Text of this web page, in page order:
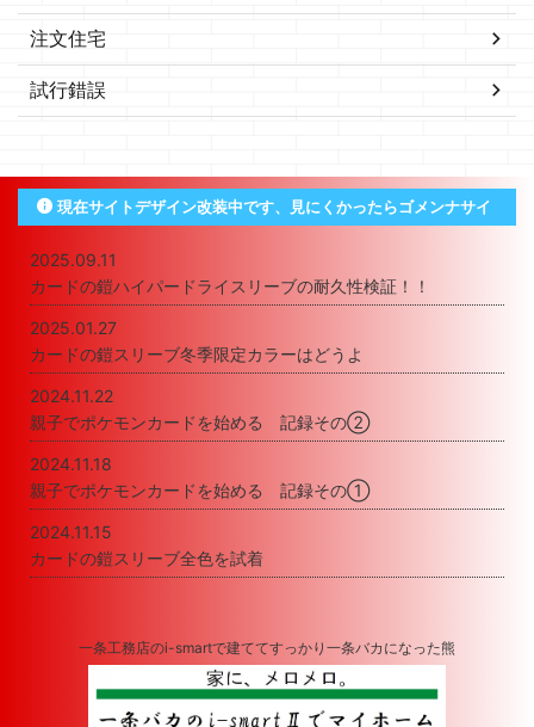
注文住宅
試行錯誤
現在サイトデザイン改装中です、見にくかったらゴメンナサイ
2025.09.11
カードの鎧ハイパードライスリーブの耐久性検証！！
2025.01.27
カードの鎧スリーブ冬季限定カラーはどうよ
2024.11.22
親子でポケモンカードを始める 記録その②
2024.11.18
親子でポケモンカードを始める 記録その①
2024.11.15
カードの鎧スリーブ全色を試着
一条工務店のi-smartで建ててすっかり一条バカになった熊